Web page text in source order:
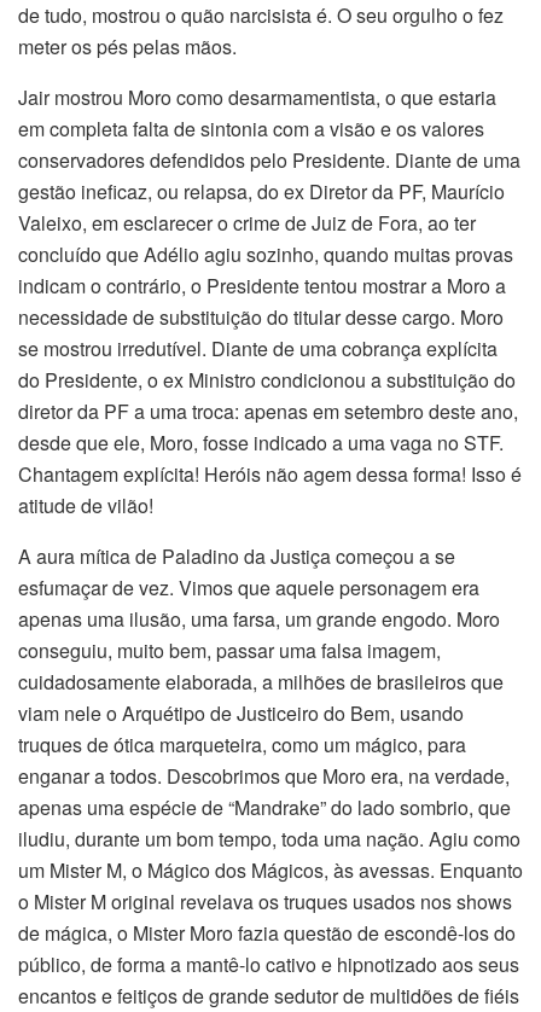
de tudo, mostrou o quão narcisista é. O seu orgulho o fez
meter os pés pelas mãos.
Jair mostrou Moro como desarmamentista, o que estaria
em completa falta de sintonia com a visão e os valores
conservadores defendidos pelo Presidente. Diante de uma
gestão ineficaz, ou relapsa, do ex Diretor da PF, Maurício
Valeixo, em esclarecer o crime de Juiz de Fora, ao ter
concluído que Adélio agiu sozinho, quando muitas provas
indicam o contrário, o Presidente tentou mostrar a Moro a
necessidade de substituição do titular desse cargo. Moro
se mostrou irredutível. Diante de uma cobrança explícita
do Presidente, o ex Ministro condicionou a substituição do
diretor da PF a uma troca: apenas em setembro deste ano,
desde que ele, Moro, fosse indicado a uma vaga no STF.
Chantagem explícita! Heróis não agem dessa forma! Isso é
atitude de vilão!
A aura mítica de Paladino da Justiça começou a se
esfumaçar de vez. Vimos que aquele personagem era
apenas uma ilusão, uma farsa, um grande engodo. Moro
conseguiu, muito bem, passar uma falsa imagem,
cuidadosamente elaborada, a milhões de brasileiros que
viam nele o Arquétipo de Justiceiro do Bem, usando
truques de ótica marqueteira, como um mágico, para
enganar a todos. Descobrimos que Moro era, na verdade,
apenas uma espécie de “Mandrake” do lado sombrio, que
iludiu, durante um bom tempo, toda uma nação. Agiu como
um Mister M, o Mágico dos Mágicos, às avessas. Enquanto
o Mister M original revelava os truques usados nos shows
de mágica, o Mister Moro fazia questão de escondê-los do
público, de forma a mantê-lo cativo e hipnotizado aos seus
encantos e feitiços de grande sedutor de multidões de fiéis